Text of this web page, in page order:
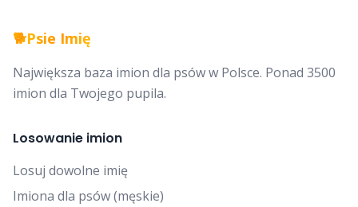
🐕Psie Imię
Największa baza imion dla psów w Polsce. Ponad 3500
imion dla Twojego pupila.
Losowanie imion
Losuj dowolne imię
Imiona dla psów (męskie)